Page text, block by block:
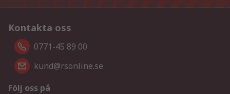
Kontakta oss
0771-45 89 00
kund@rsonline.se
Följ oss på